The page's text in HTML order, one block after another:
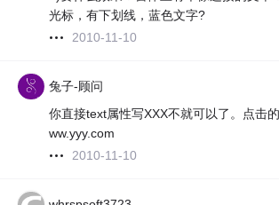
光标，有下划线，蓝色文字?
2010-11-10
兔子-顾问
你直接text属性写XXX不就可以了。点击
ww.yyy.com
2010-11-10